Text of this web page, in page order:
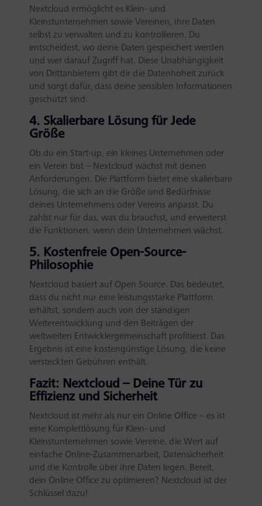
Nextcloud ermöglicht es Klein- und
Kleinstunternehmen sowie Vereinen, ihre Daten
selbst zu verwalten und zu kontrollieren. Du
entscheidest, wo deine Daten gespeichert werden
und wer darauf Zugriff hat. Diese Unabhängigkeit
von Drittanbietern gibt dir die Datenhoheit zurück
und sorgt dafür, dass deine sensiblen Informationen
geschützt sind.
4. Skalierbare Lösung für Jede
Größe
Ob du ein Start-up, ein kleines Unternehmen oder
ein Verein bist – Nextcloud wächst mit deinen
Anforderungen. Die Plattform bietet eine skalierbare
Lösung, die sich an die Größe und Bedürfnisse
deines Unternehmens oder Vereins anpasst. Du
zahlst nur für das, was du brauchst, und erweiterst
die Funktionen, wenn dein Unternehmen wächst.
5. Kostenfreie Open-Source-
Philosophie
Nextcloud basiert auf Open Source. Das bedeutet,
dass du nicht nur eine leistungsstarke Plattform
erhältst, sondern auch von der ständigen
Weiterentwicklung und den Beiträgen der
weltweiten Entwicklergemeinschaft profitierst. Das
Ergebnis ist eine kostengünstige Lösung, die keine
versteckten Gebühren enthält.
Fazit: Nextcloud – Deine Tür zu
Effizienz und Sicherheit
Nextcloud ist mehr als nur ein Online Office – es ist
eine Komplettlösung für Klein- und
Kleinstunternehmen sowie Vereine, die Wert auf
einfache Online-Zusammenarbeit, Datensicherheit
und die Kontrolle über ihre Daten legen. Bereit,
dein Online Office zu optimieren? Nextcloud ist der
Schlüssel dazu!